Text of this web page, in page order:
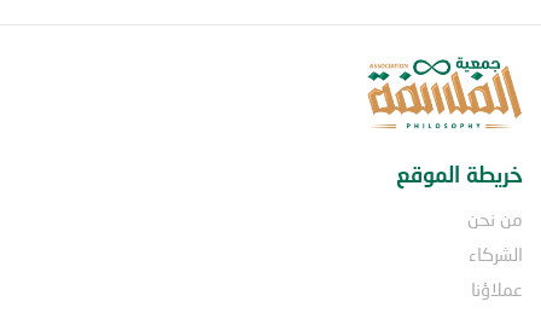
خريطة الموقع
من نحن
الشركاء
عملاؤنا